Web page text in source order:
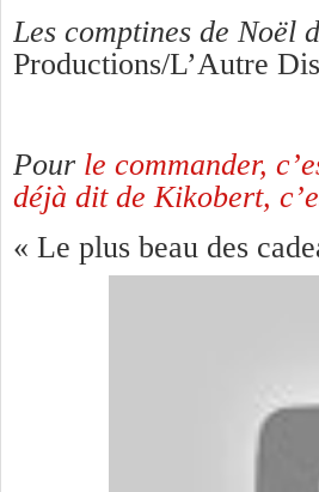
Les comptines de Noël
Productions/L’Autre
Pour le commander,
déjà dit de Kikobert,
« Le plus beau des